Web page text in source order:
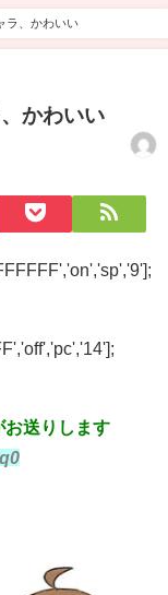
ラ、かわいい
かわいい
お送りします